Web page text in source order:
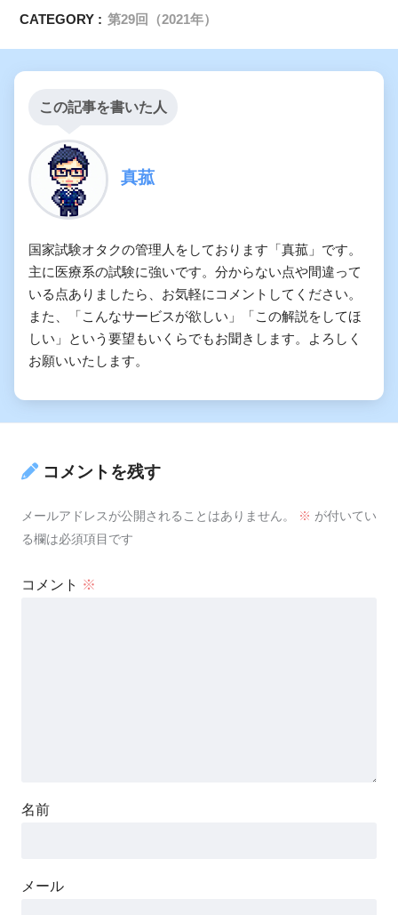
CATEGORY : 第29回（2021年）
この記事を書いた人
真菰
国家試験オタクの管理人をしております「真菰」です。
主に医療系の試験に強いです。分からない点や間違って
いる点ありましたら、お気軽にコメントしてください。
また、「こんなサービスが欲しい」「この解説をしてほ
しい」という要望もいくらでもお聞きします。よろしく
お願いいたします。
コメントを残す
メールアドレスが公開されることはありません。 ※ が付いてい
る欄は必須項目です
コメント ※
名前
メール